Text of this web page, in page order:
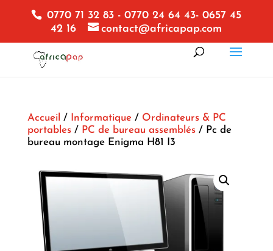
0770 71 32 83 - 0770 24 64 43- 0657 45
42 16
contact@africapap.com
Accueil / Informatique/ Ordinateurs & PC
portables/ PC de bureau assemblés/ Pc de
bureau montage Enigma H81 I3